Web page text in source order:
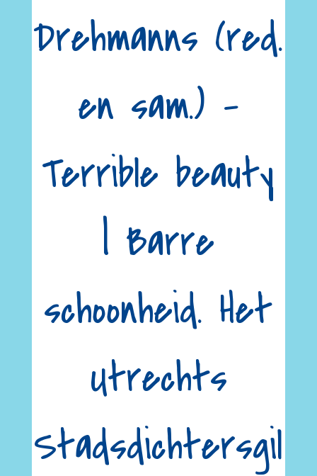
Drehmanns (red.
en sam.) –
Terrible beauty
| Barre
schoonheid. Het
Utrechts
Stadsdichtersgil